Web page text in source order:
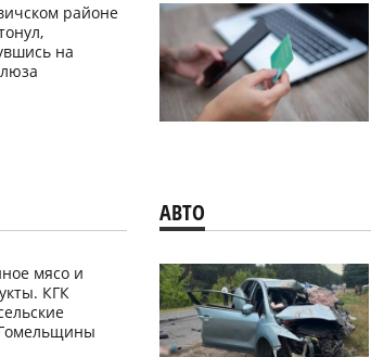
районе
на
мясо и
КГК
АВТО